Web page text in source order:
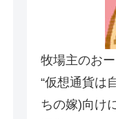
牧場主のお
“仮想通貨は
ちの嫁)向け